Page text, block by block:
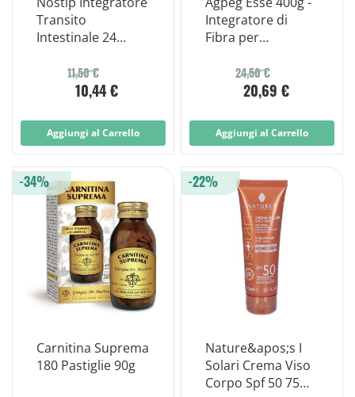
Transito
Intestinale 24
11,50 €
10,44 €
Aggiungi al Carrello
Integratore di
Fibra per
Intestinale
24,50 €
20,69 €
Aggiungi al Carrello
Carnitina Suprema
180 Pastiglie 90g
-34%
Nature&apos;s I
Solari Crema Viso
Corpo Spf 50 75ml
-22%